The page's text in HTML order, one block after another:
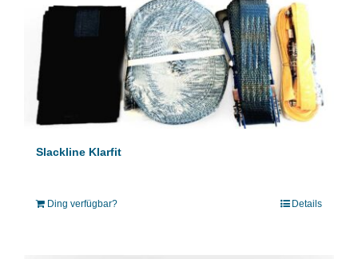
Slackline Klarfit
Ding verfügbar? Details